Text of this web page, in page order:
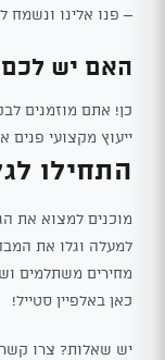
– פנו אלינו ונשמח
האם יש לכם
כן! אתם מוזמנים
ייעוץ מקצועי פנים
התחילו
מוכנים למצוא את
מחירים משתלמים
כאן באלפיין סטייל!
יש שאלות? צרו קשר